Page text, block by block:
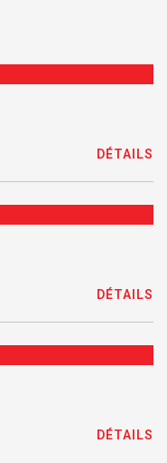
DÉTAILS
DÉTAILS
DÉTAILS